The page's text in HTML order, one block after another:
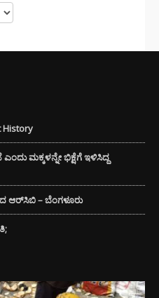
History
ಮಕ್ಕಳನ್ನೇ ಭಿಕ್ಷೆಗೆ ಇಳಿಸಿದ್ದ
ಆರ್‌ಸಿಬಿ – ಬೆಂಗಳೂರು